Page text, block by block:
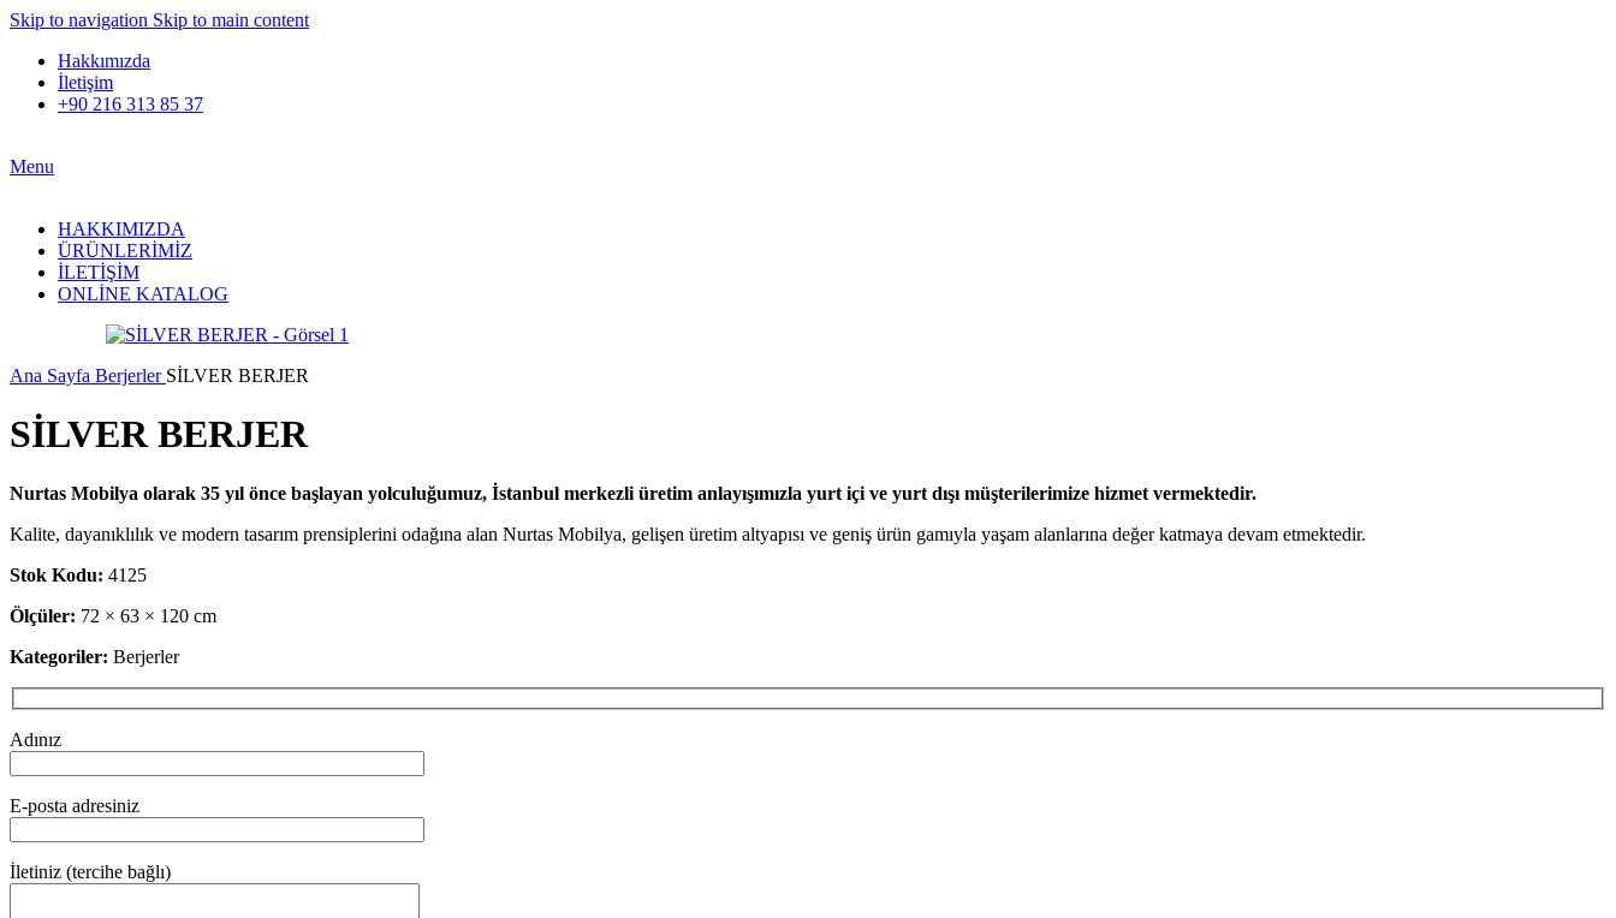
Skip to navigation Skip to main content
Hakkımızda
İletişim
+90 216 313 85 37
Menu
HAKKIMIZDA
ÜRÜNLERİMİZ
İLETİŞİM
ONLİNE KATALOG
Ana Sayfa Berjerler SİLVER BERJER
SİLVER BERJER
Nurtas Mobilya olarak 35 yıl önce başlayan yolculuğumuz, İstanbul merkezli üretim anlayışımızla yurt içi ve yurt dışı müşterilerimize hizmet vermektedir.
Kalite, dayanıklılık ve modern tasarım prensiplerini odağına alan Nurtas Mobilya, gelişen üretim altyapısı ve geniş ürün gamıyla yaşam alanlarına değer katmaya devam etmektedir.
Stok Kodu: 4125
Ölçüler: 72 × 63 × 120 cm
Kategoriler: Berjerler
Adınız
E-posta adresiniz
İletiniz (tercihe bağlı)